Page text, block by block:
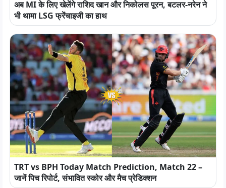
अब MI के लिए खेलेंगे राशिद खान और निकोलस पूरन, बटलर-नरेन ने
भी थामा LSG फ्रेंचाइजी का हाथ
TRT vs BPH Today Match Prediction, Match 22 –
जानें पिच रिपोर्ट, संभावित स्कोर और मैच प्रेडिक्शन